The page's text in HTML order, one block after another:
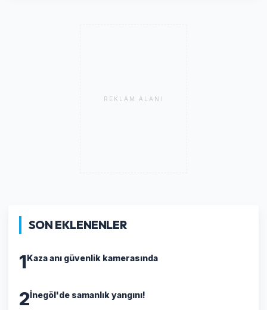
REKLAM ALANI
SON EKLENENLER
1Kaza anı güvenlik kamerasında
2İnegöl'de samanlık yangını!